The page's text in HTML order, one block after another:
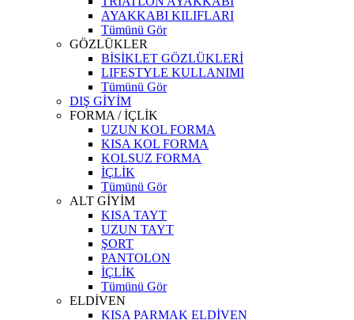
AYAKKABI KILIFLARI
Tümünü Gör
GÖZLÜKLER
BİSİKLET GÖZLÜKLERİ
LIFESTYLE KULLANIMI
Tümünü Gör
DIŞ GİYİM
FORMA / İÇLİK
UZUN KOL FORMA
KISA KOL FORMA
KOLSUZ FORMA
İÇLİK
Tümünü Gör
ALT GİYİM
KISA TAYT
UZUN TAYT
ŞORT
PANTOLON
İÇLİK
Tümünü Gör
ELDİVEN
KISA PARMAK ELDİVEN